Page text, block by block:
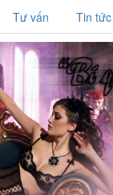
Tư vấn Tin tức